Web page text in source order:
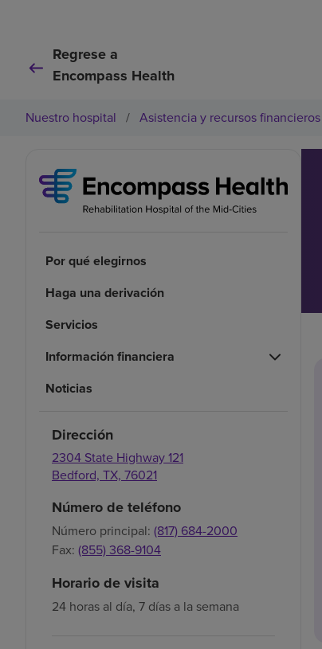
Regrese a
Encompass Health
Nuestro hospital / Asistencia y recursos financieros
Por qué elegirnos
Haga una derivación
Servicios
Información financiera
Noticias
Dirección
2304 State Highway 121
Bedford, TX, 76021
Número de teléfono
Número principal: (817) 684-2000
Fax: (855) 368-9104
Horario de visita
24 horas al día, 7 días a la semana